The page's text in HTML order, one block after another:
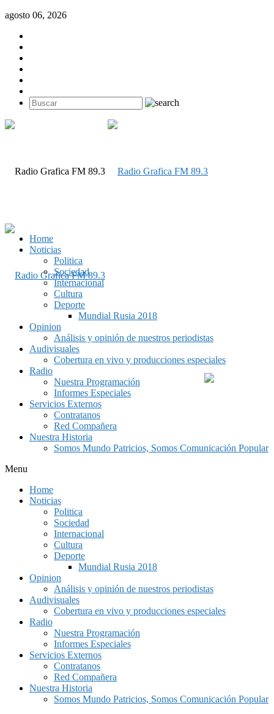
agosto 06, 2026
Home
Noticias
Politica
Sociedad
Internacional
Cultura
Deporte
Mundial Rusia 2018
Opinion
Análisis y opinión de nuestros periodistas
Audivisuales
Cobertura en vivo y producciones especiales
Radio
Nuestra Programación
Informes Especiales
Servicios Externos
Contratanos
Red Compañera
Nuestra Historia
Somos Mundo Patricios, Somos Comunicación Popular
Menu
Home
Noticias
Politica
Sociedad
Internacional
Cultura
Deporte
Mundial Rusia 2018
Opinion
Análisis y opinión de nuestros periodistas
Audivisuales
Cobertura en vivo y producciones especiales
Radio
Nuestra Programación
Informes Especiales
Servicios Externos
Contratanos
Red Compañera
Nuestra Historia
Somos Mundo Patricios, Somos Comunicación Popular